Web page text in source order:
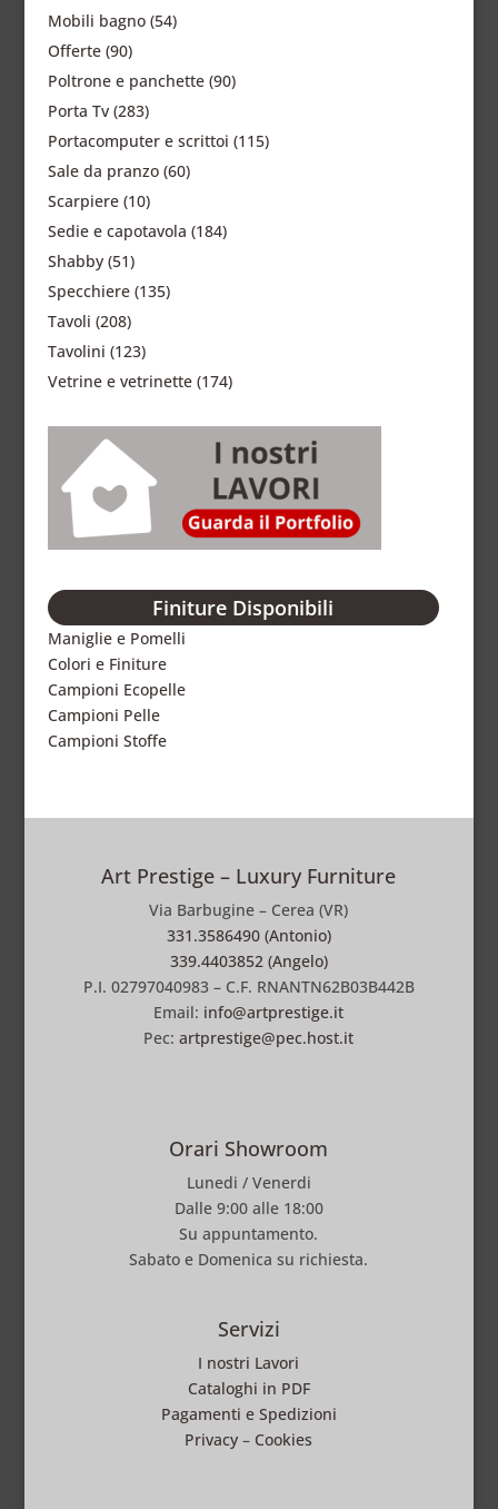
Mobili bagno (54)
Offerte (90)
Poltrone e panchette (90)
Porta Tv (283)
Portacomputer e scrittoi (115)
Sale da pranzo (60)
Scarpiere (10)
Sedie e capotavola (184)
Shabby (51)
Specchiere (135)
Tavoli (208)
Tavolini (123)
Vetrine e vetrinette (174)
Finiture Disponibili
Maniglie e Pomelli
Colori e Finiture
Campioni Ecopelle
Campioni Pelle
Campioni Stoffe
Art Prestige – Luxury Furniture
Via Barbugine – Cerea (VR)
331.3586490 (Antonio)
339.4403852 (Angelo)
P.I. 02797040983 – C.F. RNANTN62B03B442B
Email: info@artprestige.it
Pec:artprestige@pec.host.it
Orari Showroom
Lunedi / Venerdi
Dalle 9:00 alle 18:00
Su appuntamento.
Sabato e Domenica su richiesta.
Servizi
I nostri Lavori
Cataloghi in PDF
Pagamenti e Spedizioni
Privacy – Cookies